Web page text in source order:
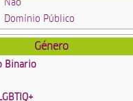
Domínio Público
Género
Binario